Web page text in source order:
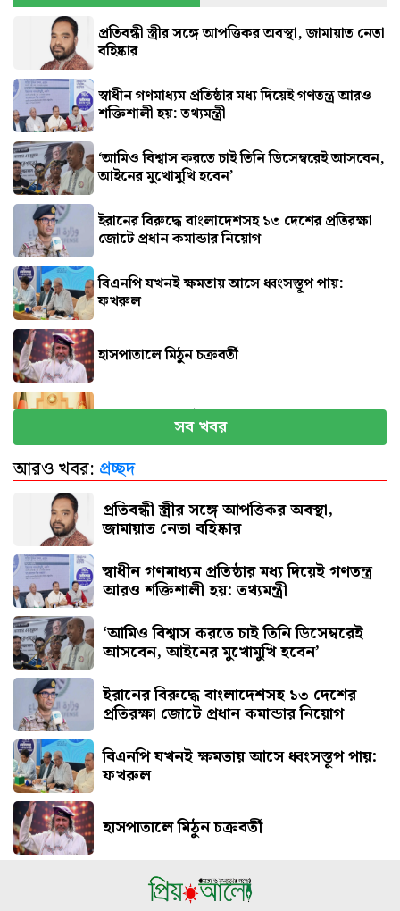
প্রতিবন্ধী স্ত্রীর সঙ্গে আপত্তিকর অবস্থা, জামায়াত নেতা
বহিষ্কার
স্বাধীন গণমাধ্যম প্রতিষ্ঠার মধ্য দিয়েই গণতন্ত্র আরও
শক্তিশালী হয়: তথ্যমন্ত্রী
‘আমিও বিশ্বাস করতে চাই তিনি ডিসেম্বরেই আসবেন,
আইনের মুখোমুখি হবেন’
ইরানের বিরুদ্ধে বাংলাদেশসহ ১৩ দেশের প্রতিরক্ষা
জোটে প্রধান কমান্ডার নিয়োগ
বিএনপি যখনই ক্ষমতায় আসে ধ্বংসস্তূপ পায়:
ফখরুল
হাসপাতালে মিঠুন চক্রবর্তী
সেপ্টেম্বরে যুক্তরাষ্ট্র যাচ্ছেন প্রধানমন্ত্রী
পিএসসিতে একসঙ্গে ৪ নতুন সদস্য নিয়োগ
সব খবর
আরও খবর: প্রচ্ছদ
প্রতিবন্ধী স্ত্রীর সঙ্গে আপত্তিকর অবস্থা,
জামায়াত নেতা বহিষ্কার
স্বাধীন গণমাধ্যম প্রতিষ্ঠার মধ্য দিয়েই গণতন্ত্র
আরও শক্তিশালী হয়: তথ্যমন্ত্রী
‘আমিও বিশ্বাস করতে চাই তিনি ডিসেম্বরেই
আসবেন, আইনের মুখোমুখি হবেন’
ইরানের বিরুদ্ধে বাংলাদেশসহ ১৩ দেশের
প্রতিরক্ষা জোটে প্রধান কমান্ডার নিয়োগ
বিএনপি যখনই ক্ষমতায় আসে ধ্বংসস্তূপ পায়:
ফখরুল
হাসপাতালে মিঠুন চক্রবর্তী